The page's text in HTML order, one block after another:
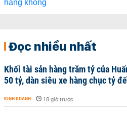
Đọc nhiều nhất
Khối tài sản hàng trăm tỷ của
50 tỷ, dàn siêu xe hàng chục tỷ
KINH DOANH - 18 giờ trước